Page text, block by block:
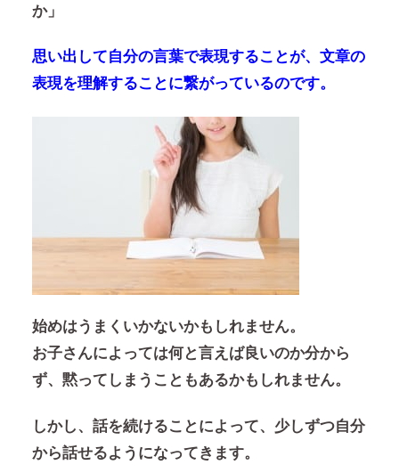
か」
思い出して自分の言葉で表現することが、文章の
表現を理解することに繋がっているのです。
始めはうまくいかないかもしれません。
お子さんによっては何と言えば良いのか分から
ず、黙ってしまうこともあるかもしれません。
しかし、話を続けることによって、少しずつ自分
から話せるようになってきます。